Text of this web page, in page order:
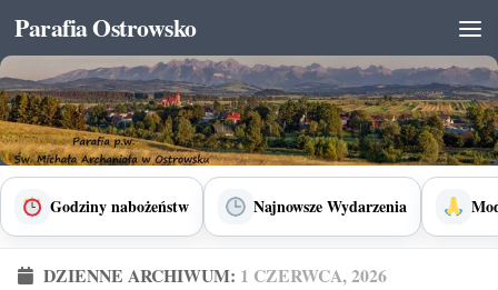
Skip to content
Parafia Ostrowsko
Godziny nabożeństw Najnowsze Wydarzenia
DZIENNE ARCHIWUM: 1 CZERWCA, 2026